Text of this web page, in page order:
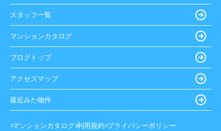
スタッフ一覧
マンションカタログ
ブログトップ
アクセスマップ
最近みた物件
マンションカタログ 利用規約 プライバシーポリシー